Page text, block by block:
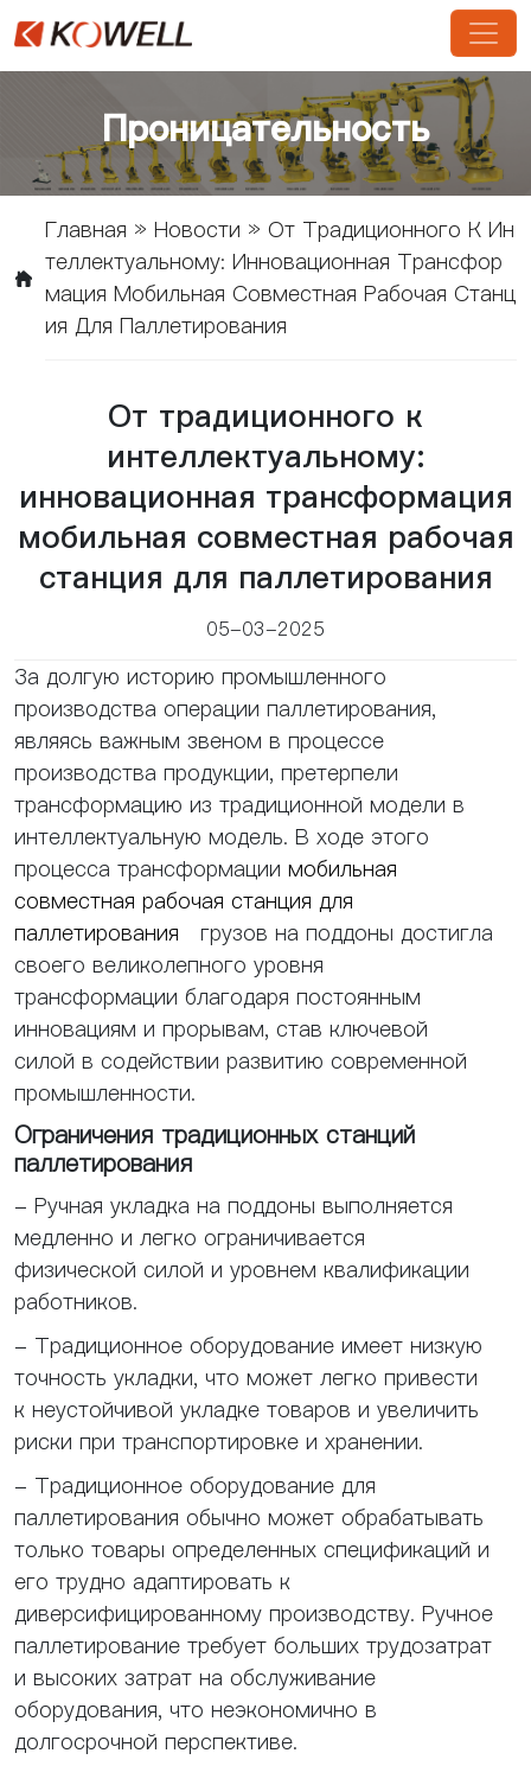
Проницательность
Главная » Новости » От Традиционного К Ин
Теллектуальному: Инновационная Трансфор
Мация Мобильная Совместная Рабочая Станц
Ия Для Паллетирования
От традиционного к
интеллектуальному:
инновационная трансформация
мобильная совместная рабочая
станция для паллетирования
05-03-2025
За долгую историю промышленного
производства операции паллетирования,
являясь важным звеном в процессе
производства продукции, претерпели
трансформацию из традиционной модели в
интеллектуальную модель. В ходе этого
процесса трансформации мобильная
совместная рабочая станция для
паллетирования грузов на поддоны достигла
своего великолепного уровня
трансформации благодаря постоянным
инновациям и прорывам, став ключевой
силой в содействии развитию современной
промышленности.
Ограничения традиционных станций
паллетирования
- Ручная укладка на поддоны выполняется
медленно и легко ограничивается
физической силой и уровнем квалификации
работников.
- Традиционное оборудование имеет низкую
точность укладки, что может легко привести
к неустойчивой укладке товаров и увеличить
риски при транспортировке и хранении.
- Традиционное оборудование для
паллетирования обычно может обрабатывать
только товары определенных спецификаций и
его трудно адаптировать к
диверсифицированному производству. Ручное
паллетирование требует больших трудозатрат
и высоких затрат на обслуживание
оборудования, что неэкономично в
долгосрочной перспективе.